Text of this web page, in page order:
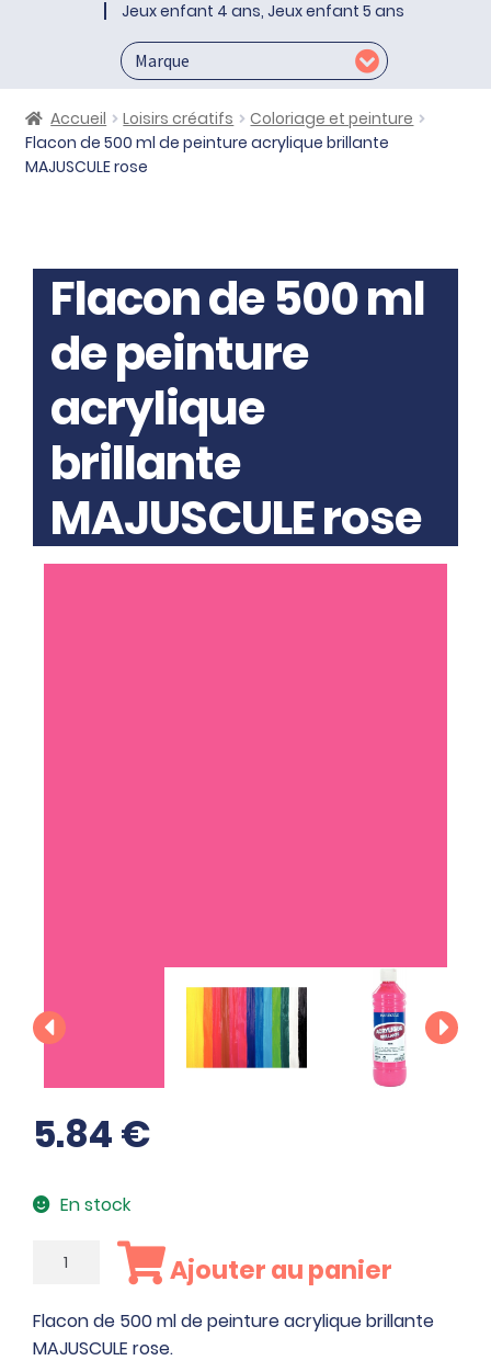
Jeux enfant 4 ans, Jeux enfant 5 ans
Accueil Loisirs créatifs
Coloriage et peinture
Flacon de 500 ml de peinture acrylique brillante
MAJUSCULE rose
Flacon de 500 ml
de peinture
acrylique
brillante
MAJUSCULE rose
5.84€
En stock
quantité
Flacon
de
500
Ajouter au panier
Flacon de 500 ml de peinture acrylique brillante
MAJUSCULE rose.